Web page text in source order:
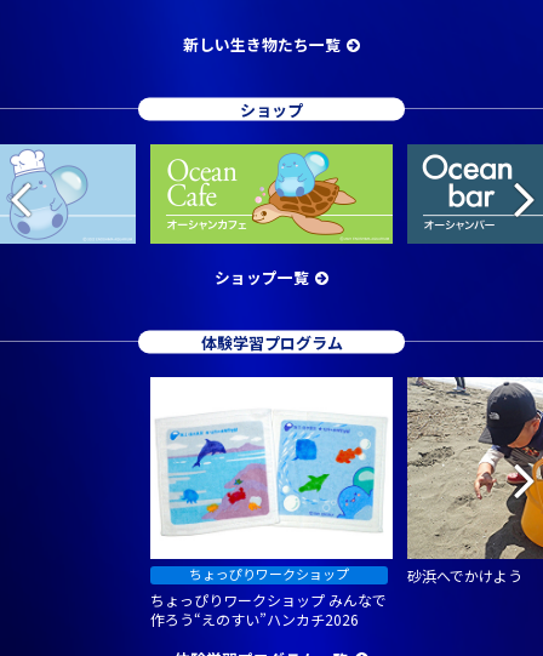
新しい生き物たち一覧
ショップ
ショップ一覧
体験学習プログラム
ちょっぴりワークショップ みんなで
作ろう“えのすい”ハンカチ2026
砂浜へでかけよう